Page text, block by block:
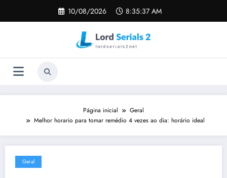
o
10/08/2026 8:35:38 AM
Página inicial
Geral
Melhor horario para tomar remédio 4 vezes ao dia: horário ideal
Geral